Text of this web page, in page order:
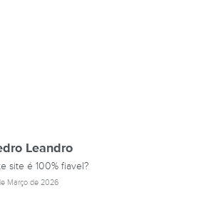
Leandro
site é 100% fiavel?
Março de 2026